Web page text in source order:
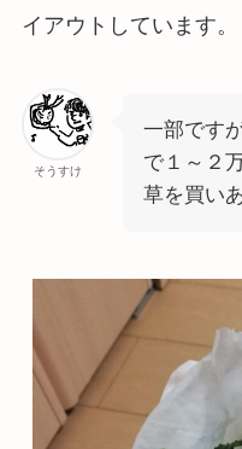
イアウトしています。
そうすけ
一部です
で１～２
草を買い